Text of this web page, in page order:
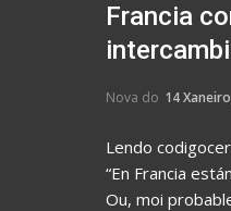
Francia
Nova do 14
Lendo
“En Francia
Ou, moi